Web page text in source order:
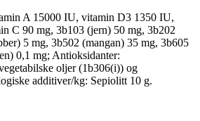
A 15000 IU, vitamin D3 1350 IU,
C 90 mg, 3b103 (jern) 50 mg, 3b202
5 mg, 3b502 (mangan) 35 mg, 3b605
0,1 mg; Antioksidanter:
oljer (1b306(i)) og
additiver/kg: Sepiolitt 10 g.